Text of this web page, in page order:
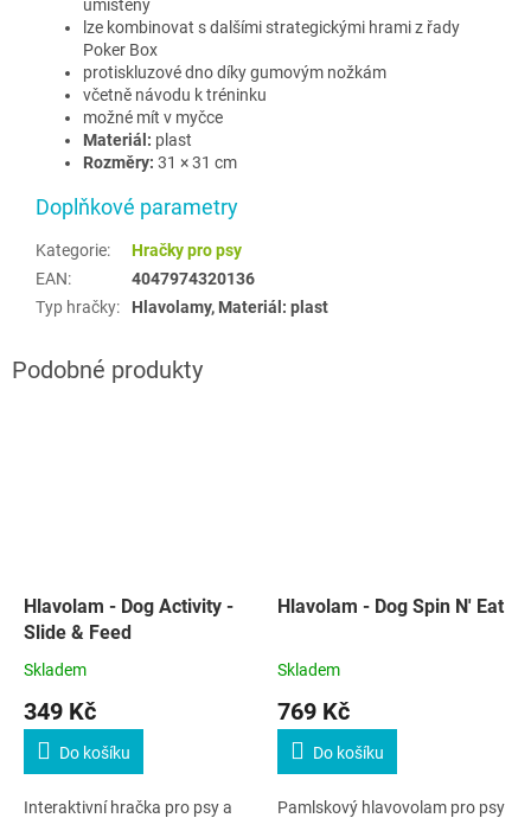
umístěny
lze kombinovat s dalšími strategickými hrami z řady
Poker Box
protiskluzové dno díky gumovým nožkám
včetně návodu k tréninku
možné mít v myčce
Materiál: plast
Rozměry: 31 × 31 cm
Doplňkové parametry
Kategorie:
Hračky pro psy
EAN:
4047974320136
Typ hračky: Hlavolamy, Materiál: plast
Hlavolam - Dog Activity -
Slide & Feed
Skladem
349 Kč
Do košíku
Interaktivní hračka pro psy a
Hlavolam - Dog Spin N' Eat
Skladem
769 Kč
Do košíku
Pamlskový hlavovolam pro psy